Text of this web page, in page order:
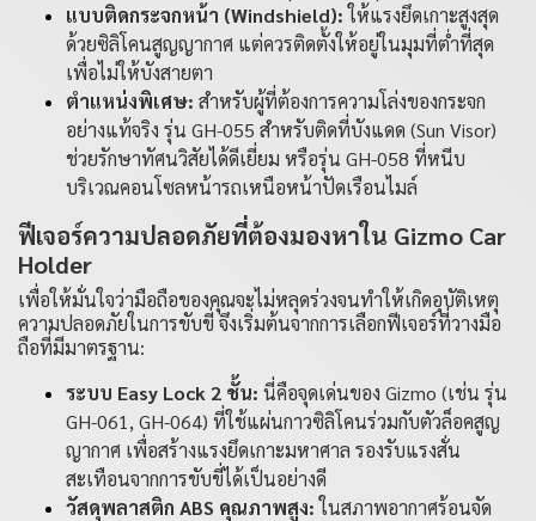
แบบติดกระจกหน้า (Windshield):ให้แรงยึดเกาะสูงสุด
ด้วยซิลิโคนสูญญากาศ แต่ควรติดตั้งให้อยู่ในมุมที่ต่ำที่สุด
เพื่อไม่ให้บังสายตา
ตำแหน่งพิเศษ: สำหรับผู้ที่ต้องการความโล่งของกระจก
อย่างแท้จริง รุ่น GH-055 สำหรับติดที่บังแดด (Sun Visor)
ช่วยรักษาทัศนวิสัยได้ดีเยี่ยม หรือรุ่น GH-058 ที่หนีบ
บริเวณคอนโซลหน้ารถเหนือหน้าปัดเรือนไมล์
ฟีเจอร์ความปลอดภัยที่ต้องมองหาใน Gizmo Car
Holder
เพื่อให้มั่นใจว่ามือถือของคุณจะไม่หลุดร่วงจนทำให้เกิดอุบัติเหตุ
ความปลอดภัยในการขับขี่ จึงเริ่มต้นจากการเลือกฟีเจอร์ที่วางมือ
ถือที่มีมาตรฐาน:
ระบบ Easy Lock 2 ชั้น: นี่คือจุดเด่นของ Gizmo (เช่น รุ่น
GH-061 , GH-064) ที่ใช้แผ่นกาวซิลิโคนร่วมกับตัวล็อคสูญ
ญากาศ เพื่อสร้างแรงยึดเกาะมหาศาล รองรับแรงสั่น
สะเทือนจากการขับขี่ได้เป็นอย่างดี
วัสดุพลาสติก ABS คุณภาพสูง:ในสภาพอากาศร้อนจัด